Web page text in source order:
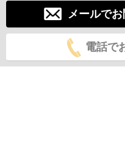
メールで
電話で